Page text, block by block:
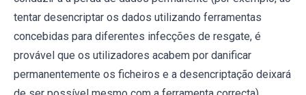
tentar desencriptar os dados utilizando ferramentas
concebidas para diferentes infecções de resgate, é
provável que os utilizadores acabem por danificar
permanentemente os ficheiros e a desencriptação deixará